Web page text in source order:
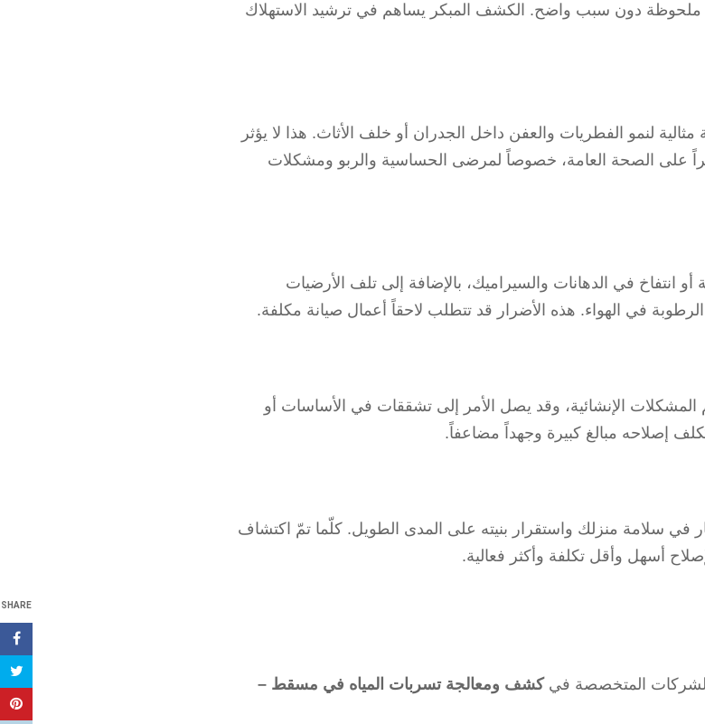
SHARE
ملحوظة دون سبب واضح. الكشف المبكر يساهم في ترشيد الاستهلاك
لنمو الفطريات والعفن داخل الجدران أو خلف الأثاث. هذا لا يؤثر
على الصحة العامة، خصوصاً لمرضى الحساسية والربو ومشكلات
انتفاخ في الدهانات والسيراميك، بالإضافة إلى تلف الأرضيات
في الهواء. هذه الأضرار قد تتطلب لاحقاً أعمال صيانة مكلفة.
المشكلات الإنشائية، وقد يصل الأمر إلى تشققات في الأساسات أو
إصلاحه مبالغ كبيرة وجهداً مضاعفاً.
في سلامة منزلك واستقرار بنيته على المدى الطويل. كلّما تمّ اكتشاف
أسهل وأقل تكلفة وأكثر فعالية.
المتخصصة فيكشف ومعالجة تسربات المياه في مسقط –